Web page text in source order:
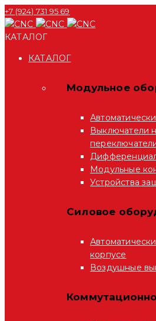
+7 (924) 731 95 69
КАТАЛОГ
КАТАЛОГ
Модульное
Выключатели
Модульные
Устройства
Силовое
корпусе
Воздушные